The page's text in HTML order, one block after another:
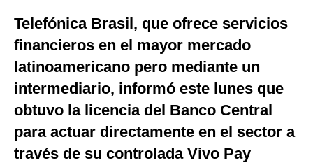
Club del Suscriptor
Mix
G de Gestión
Notas Contratadas
Podcast
Gestión TV
Telefónica Brasil, que ofrece servicios
financieros en el mayor mercado
latinoamericano pero mediante un
intermediario, informó este lunes que
obtuvo la licencia del Banco Central
para actuar directamente en el sector a
través de su controlada Vivo Pay